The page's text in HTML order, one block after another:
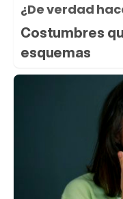
¿De verdad
Costumbres
esquemas